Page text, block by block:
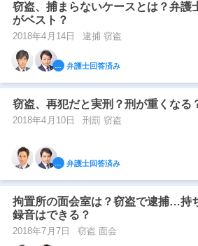
窃盗、捕まらないケースとは？弁護
がベスト？
2018年4月14日 逮捕 窃盗
弁護士回答済み
窃盗、再犯だと実刑？刑が重くなる
2018年4月10日 刑罰 窃盗
弁護士回答済み
拘置所の面会室は？窃盗で逮捕…持
録音はできる？
2018年7月7日 窃盗 面会